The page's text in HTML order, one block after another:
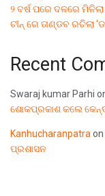
୨ ବର୍ଷ ପରେ ଦଳରେ
ଚୀନ୍ ରେ ତାଣ୍ଡବ ରଚିଲା
Recent
Swaraj kumar Parhi
ଶୋକପ୍ରକାଶ କଲେ
Kanhucharanpatra on
ପ୍ରଶାସନ